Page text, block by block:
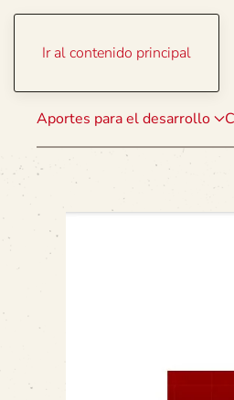
Ir al contenido principal
Aportes para el desarrollo